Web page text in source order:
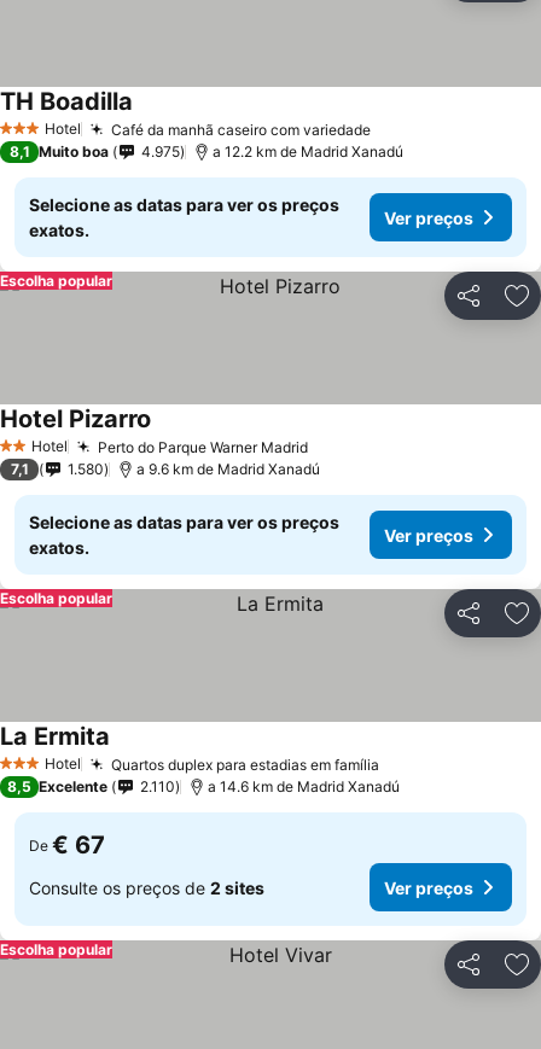
3 EstrelasHotel Café da manhã caseiro com variedade
TH Boadilla
8,1 Muito boa 4.975 a 12.2 km de Madrid Xanadú
Selecione as datas para ver os preços
exatos.
Ver preços
Partilhar
Escolha popular
2 Estrelas
Hotel Perto do Parque Warner Madrid
Hotel Pizarro
7,1 1.580 a 9.6 km de Madrid Xanadú
Selecione as datas para ver os preços
exatos.
Ver preços
Partilhar
Escolha popular
3 EstrelasHotel Quartos duplex para estadias em família
La Ermita
8,5 Excelente 2.110 a 14.6 km de Madrid Xanadú
De € 67
Consulte os preços de 2 sites Ver preços
Partilhar
Escolha popular